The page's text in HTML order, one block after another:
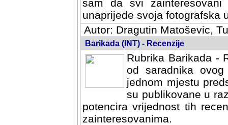
svi zainteresovani
svoja fotografska umijeca.
Autor: Dragutin Matoševic,
Barikada (INT) - Recenzije
Rubrika Barikada -
od saradnika
jednom mjestu
su publikovane u
potencira vrijednost tih
zainteresovanima.